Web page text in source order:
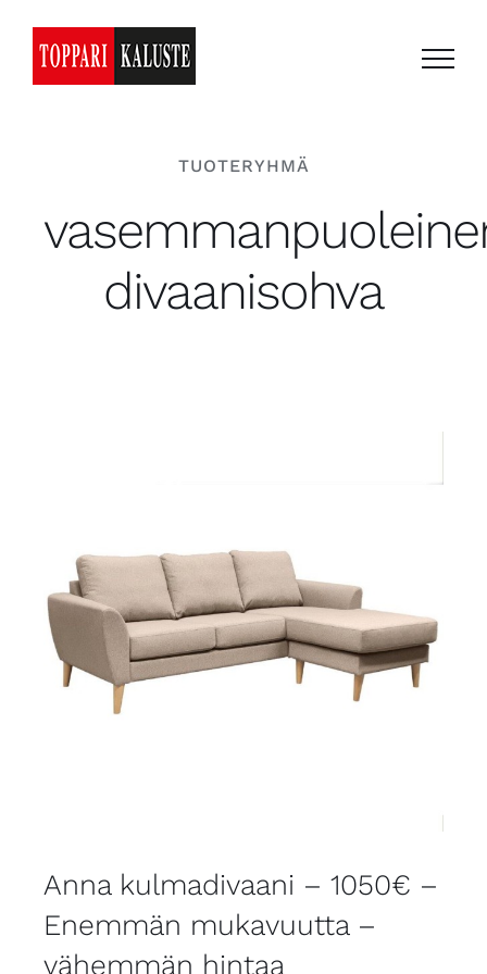
content
TUOTERYHMÄ
divaanisohva
Anna kulmadivaani – 1050€ –
Enemmän mukavuutta –
vähemmän hintaa